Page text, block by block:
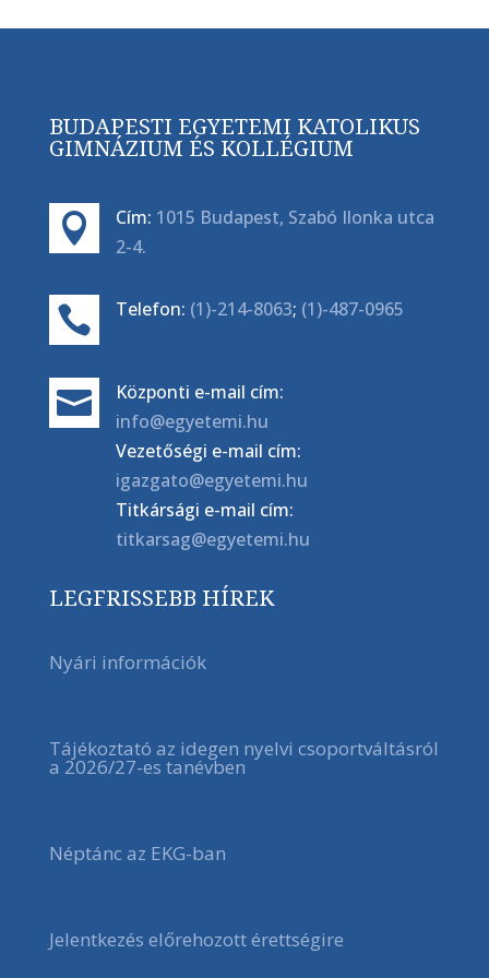
BUDAPESTI EGYETEMI KATOLIKUS
GIMNÁZIUM ÉS KOLLÉGIUM
 Cím: 1015 Budapest, Szabó Ilonka utca
2-4.
 Telefon: (1)-214-8063; (1)-487-0965

Központi e-mail cím:
info@egyetemi.hu
Vezetőségi e-mail cím:
igazgato@egyetemi.hu
Titkársági e-mail cím:
titkarsag@egyetemi.hu
LEGFRISSEBB HÍREK
Nyári információk
Tájékoztató az idegen nyelvi csoportváltásról
a 2026/27-es tanévben
Néptánc az EKG-ban
Jelentkezés előrehozott érettségire